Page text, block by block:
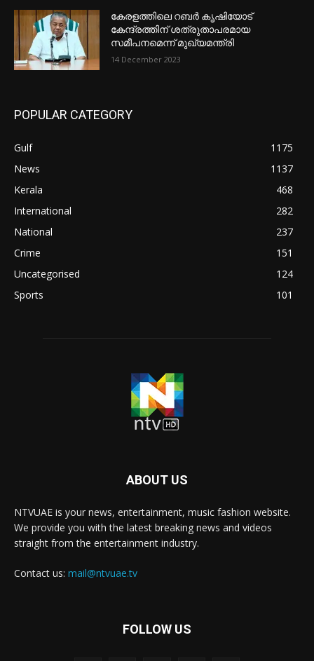
കേരളത്തിലെ റബർ കൃഷിയോട്
കേന്ദ്രത്തിന് ശത്രുതാപരമായ
സമീപനമെന്ന് മുഖ്യമന്ത്രി
14 December 2023
POPULAR CATEGORY
Gulf
1175
News
1137
Kerala
468
International
282
National
237
Crime
151
Uncategorised
124
Sports
101
ABOUT US
NTVUAE is your news, entertainment, music fashion website.
We provide you with the latest breaking news and videos
straight from the entertainment industry.
Contact us: mail@ntvuae.tv
FOLLOW US